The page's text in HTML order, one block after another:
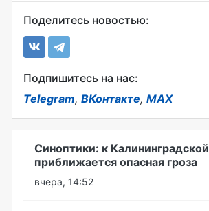
Поделитесь новостью:
Подпишитесь на нас:
Telegram, ВКонтакте, MAX
Синоптики: к
приближается опасная гроза
вчера, 14:52